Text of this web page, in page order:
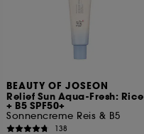
BEAUTY OF JOSEON
Relief Sun Aqua-Fresh: Rice
+ B5 SPF50+
Sonnencreme Reis & B5
138